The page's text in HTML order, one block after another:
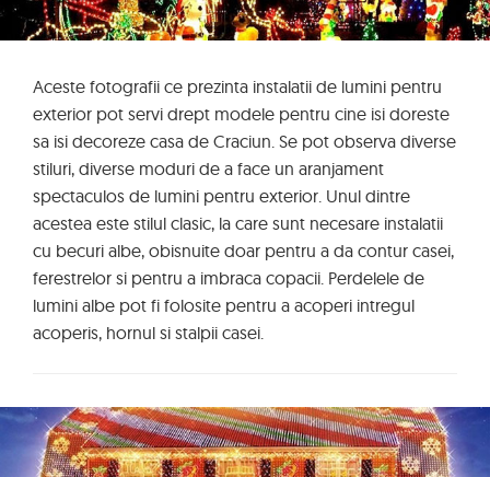
Aceste fotografii ce prezinta instalatii de lumini pentru
exterior pot servi drept modele pentru cine isi doreste
sa isi decoreze casa de Craciun. Se pot observa diverse
stiluri, diverse moduri de a face un aranjament
spectaculos de lumini pentru exterior. Unul dintre
acestea este stilul clasic, la care sunt necesare instalatii
cu becuri albe, obisnuite doar pentru a da contur casei,
ferestrelor si pentru a imbraca copacii. Perdelele de
lumini albe pot fi folosite pentru a acoperi intregul
acoperis, hornul si stalpii casei.